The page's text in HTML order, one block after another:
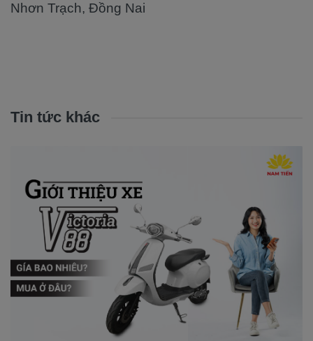
Nhơn Trạch, Đồng Nai
Tin tức khác